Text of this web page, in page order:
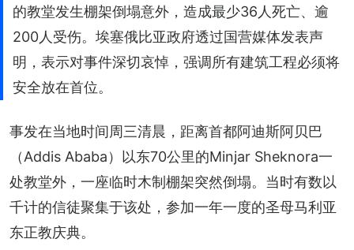
的教堂发生棚架倒塌意外，造成最少36人死亡、逾
200人受伤。埃塞俄比亚政府透过国营媒体发表声
明，表示对事件深切哀悼，强调所有建筑工程必须将
安全放在首位。
事发在当地时间周三清晨，距离首都阿迪斯阿贝巴
（Addis Ababa）以东70公里的Minjar Sheknora一
处教堂外，一座临时木制棚架突然倒塌。当时有数以
千计的信徒聚集于该处，参加一年一度的圣母马利亚
东正教庆典。